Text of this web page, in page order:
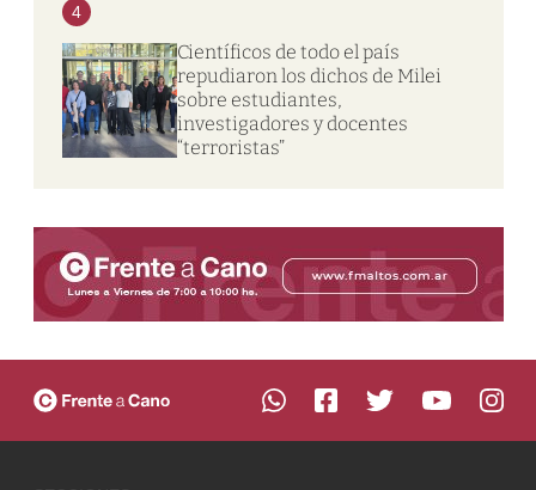
4
Científicos de todo el país
repudiaron los dichos de Milei
sobre estudiantes,
investigadores y docentes
“terroristas”